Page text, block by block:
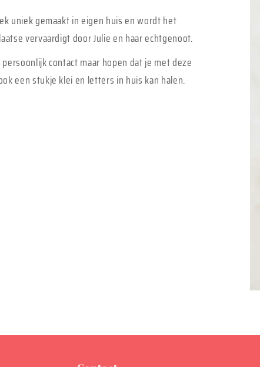
uniek gemaakt in eigen huis en wordt het
vervaardigt door Julie en haar echtgenoot.
contact maar hopen dat je met deze
een stukje klei en letters in huis kan halen.